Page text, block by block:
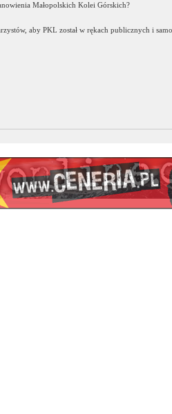
Małopolskich Kolei Górskich?
aby PKL został w rękach publicznych i